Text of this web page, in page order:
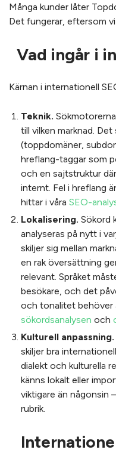
Många kunder låter
Det fungerar, eftersom
Vad ingår i
Kärnan i internationell
Teknik.
till vilken marknad.
(toppdomäner,
hreflang-taggar som
och en sajtstruktur
internt. Fel i hreflang
hittar i våra SEO-
Lokalisering. Sökord
analyseras på nytt i
skiljer sig mellan
en rak översättning
relevant. Språket
besökare, och det
och tonalitet behöver
sökordsanalysen och
Kulturell anpassning.
skiljer bra
dialekt och kulturella
känns lokalt eller
viktigare än någonsin
rubrik.